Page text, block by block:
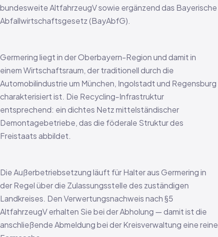
bundesweite AltfahrzeugV sowie ergänzend das Bayerische
Abfallwirtschaftsgesetz (BayAbfG).
Germering liegt in der Oberbayern-Region und damit in
einem Wirtschaftsraum, der traditionell durch die
Automobilindustrie um München, Ingolstadt und Regensburg
charakterisiert ist. Die Recycling-Infrastruktur
entsprechend: ein dichtes Netz mittelständischer
Demontagebetriebe, das die föderale Struktur des
Freistaats abbildet.
Die Außerbetriebsetzung läuft für Halter aus Germering in
der Regel über die Zulassungsstelle des zuständigen
Landkreises. Den Verwertungsnachweis nach §5
AltfahrzeugV erhalten Sie bei der Abholung — damit ist die
anschließende Abmeldung bei der Kreisverwaltung eine reine